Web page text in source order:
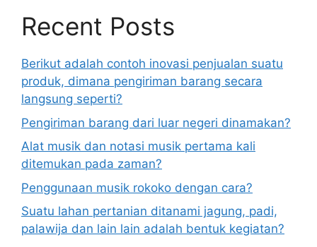
Recent Posts
Berikut adalah contoh inovasi penjualan suatu
produk, dimana pengiriman barang secara
langsung seperti?
Pengiriman barang dari luar negeri dinamakan?
Alat musik dan notasi musik pertama kali
ditemukan pada zaman?
Penggunaan musik rokoko dengan cara?
Suatu lahan pertanian ditanami jagung, padi,
palawija dan lain lain adalah bentuk kegiatan?